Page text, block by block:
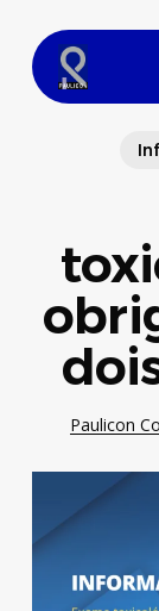
main
content
Paulicon